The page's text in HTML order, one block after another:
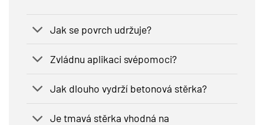
Jak se povrch udržuje?
Zvládnu aplikaci svépomoci?
Jak dlouho vydrží betonová stěrka?
Je tmavá stěrka vhodná na